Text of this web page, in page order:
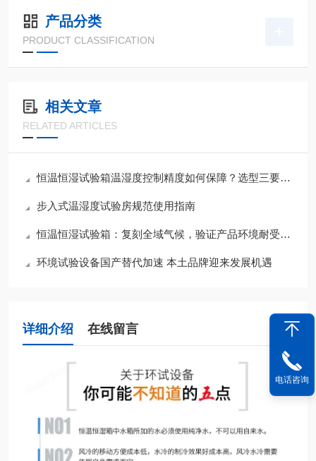
产品分类
PRODUCT CLASSIFICATION
相关文章
RELATED ARTICLES
恒温恒湿试验箱温湿度控制精度如何保障？选型三要素与夏季运维要点
步入式温湿度试验房规范使用指南
恒温恒湿试验箱：复刻全域气候，验证产品环境耐受底线
环境试验设备国产替代加速 本土品牌迎来发展机遇
详细介绍 在线留言
电话咨询